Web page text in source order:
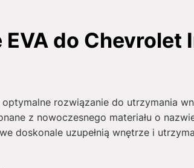
do Chevrolet
rozwiązanie do utrzymania
z nowoczesnego materiału o
doskonale uzupełnią wnętrze i